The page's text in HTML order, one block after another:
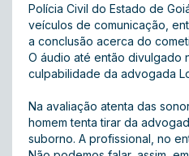
Polícia Civil do Estado de
veículos de comunicação,
a conclusão acerca do
O áudio até então divulgado
culpabilidade da advogada
Na avaliação atenta das
homem tenta tirar da
suborno. A profissional, no